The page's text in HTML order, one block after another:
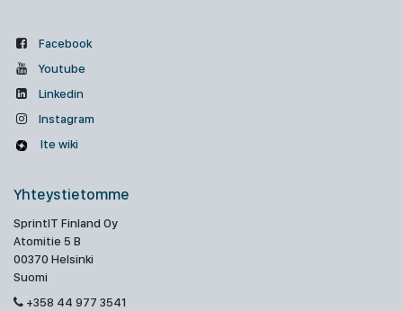
Facebook
Youtube
Linkedin
Instagram
Ite wiki
Yhteystietomme
SprintIT Finland Oy
Atomitie 5 B
00370 Helsinki
Suomi
+358 44 977 3541